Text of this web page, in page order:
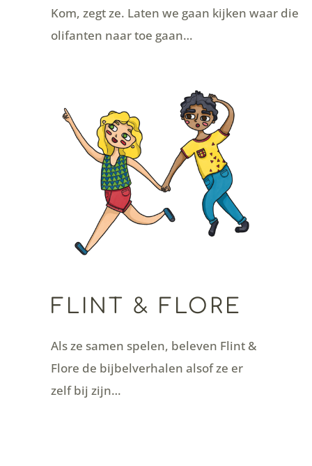
Kom, zegt ze. Laten we gaan kijken waar die
olifanten naar toe gaan…
FLINT & FLORE
Als ze samen spelen, beleven Flint &
Flore de bijbelverhalen alsof ze er
zelf bij zijn…